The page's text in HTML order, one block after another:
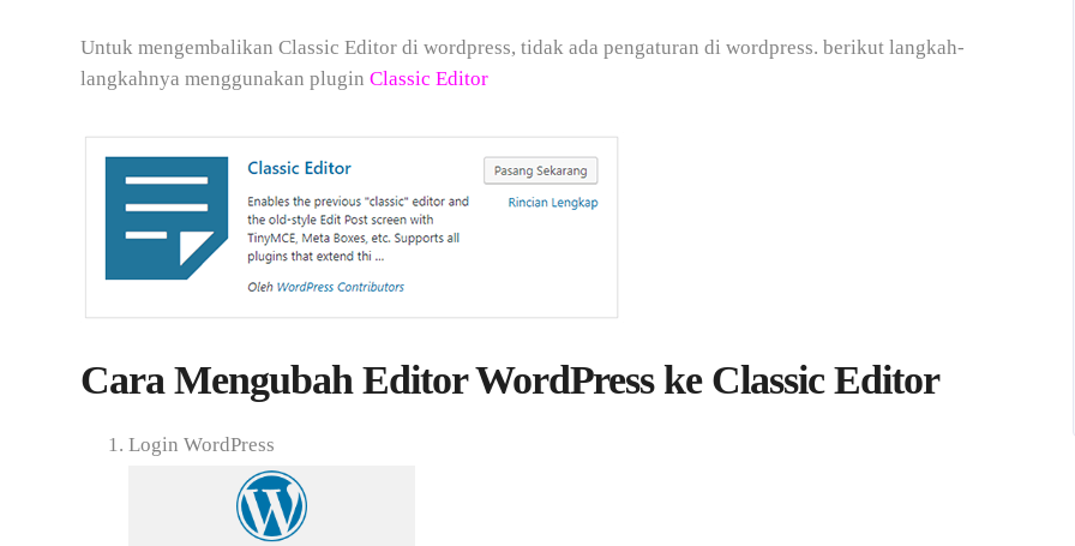
Untuk mengembalikan Classic Editor di wordpress, tidak ada pengaturan di wordpress. berikut langkah-
langkahnya menggunakan plugin Classic Editor
Cara Mengubah Editor WordPress ke Classic Editor
Login WordPress